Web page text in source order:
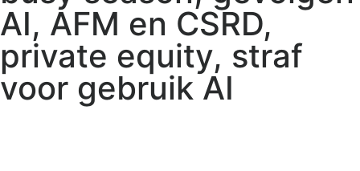
AI, AFM en CSRD,
private equity, straf
voor gebruik AI